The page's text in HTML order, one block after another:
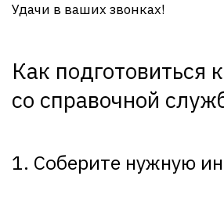
Удачи в ваших звонках!
Как подготовиться
со справочной
1. Соберите нужную